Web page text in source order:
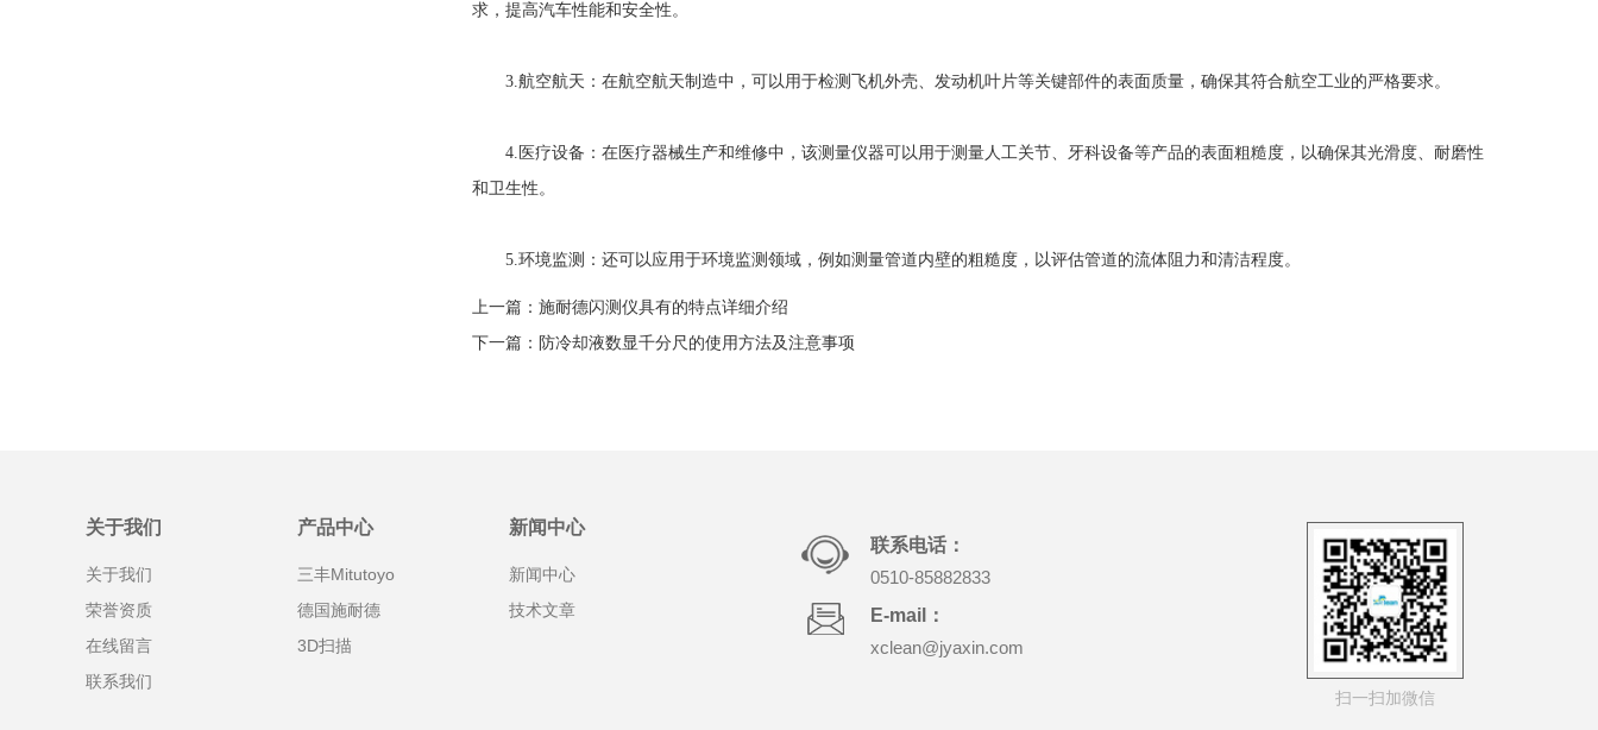
求，提高汽车性能和安全性。
3.航空航天：在航空航天制造中，可以用于检测飞机外壳、发动机叶片等关键部件的表面质量，确保其符合航空工业的严格要求。
4.医疗设备：在医疗器械生产和维修中，该测量仪器可以用于测量人工关节、牙科设备等产品的表面粗糙度，以确保其光滑度、耐磨性
和卫生性。
5.环境监测：还可以应用于环境监测领域，例如测量管道内壁的粗糙度，以评估管道的流体阻力和清洁程度。
上一篇： 施耐德闪测仪具有的特点详细介绍
下一篇： 防冷却液数显千分尺的使用方法及注意事项
关于我们
关于我们
荣誉资质
在线留言
联系我们
产品中心
三丰Mitutoyo
德国施耐德
3D扫描
新闻中心
新闻中心
技术文章
联系电话：
0510-85882833
E-mail：
xclean@jyaxin.com
扫一扫加微信